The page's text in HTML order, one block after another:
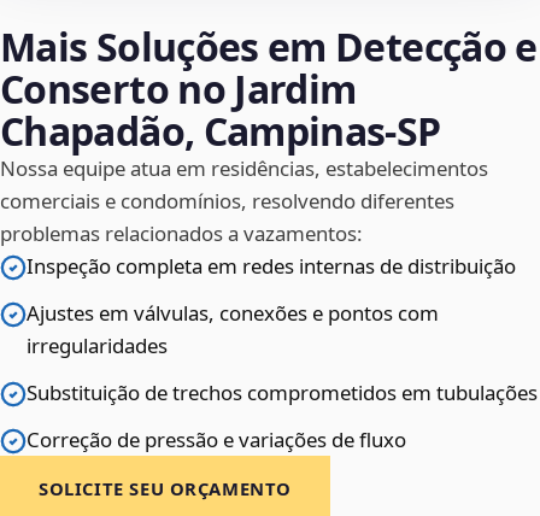
Mais Soluções em Detecção e
Conserto no Jardim
Chapadão, Campinas‑SP
Nossa equipe atua em residências, estabelecimentos
comerciais e condomínios, resolvendo diferentes
problemas relacionados a vazamentos:
Inspeção completa em redes internas de distribuição
Ajustes em válvulas, conexões e pontos com
irregularidades
Substituição de trechos comprometidos em tubulações
Correção de pressão e variações de fluxo
SOLICITE SEU ORÇAMENTO